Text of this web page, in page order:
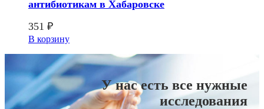
антибиотикам в Хабаровске
351 ₽
В корзину
У нас есть все нужные
исследования